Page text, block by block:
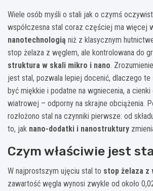
Wiele osób myśli o stali jak o czymś
współczesna stal coraz częściej ma więcej
nanotechnologią niż z klasycznym
stop żelaza z węglem, ale kontrolowana do
struktura w skali mikro i nano.
jest stal, pozwala lepiej docenić, dlaczego
być miękkie i podatne na wgniecenia, a
wiatrowej – odporny na skrajne obciążenia.
rozłożono stal na czynniki pierwsze: od
to, jak nano-dodatki i nanostruktury
Czym właściwie jest
W najprostszym ujęciu stal to stop żelaza z
zawartość węgla wynosi zwykle od około